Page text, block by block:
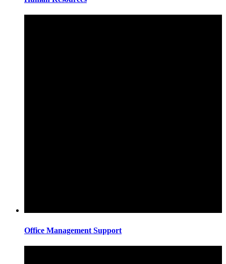
Office Management Support